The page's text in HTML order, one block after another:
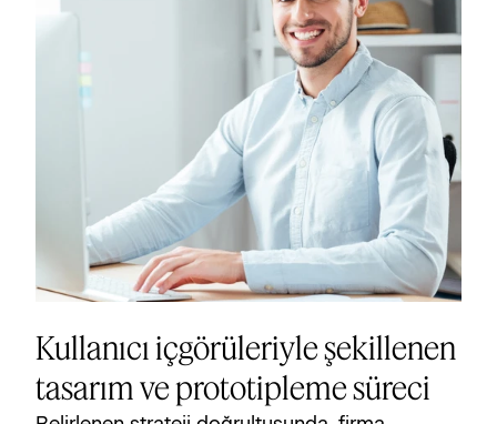
Kullanıcı içgörüleriyle şekillenen
tasarım ve prototipleme süreci